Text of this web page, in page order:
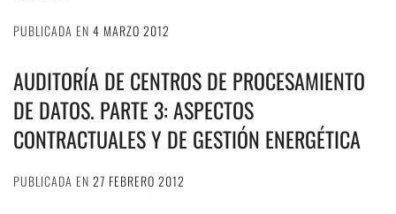
PUBLICADA EN 4 MARZO 2012
AUDITORÍA DE CENTROS DE PROCESAMIENTO
DE DATOS. PARTE 3: ASPECTOS
CONTRACTUALES Y DE GESTIÓN ENERGÉTICA
PUBLICADA EN 27 FEBRERO 2012